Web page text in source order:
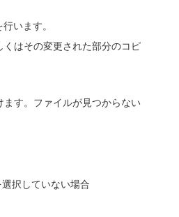
います。
はその変更された部分のコピ
す。ファイルが見つからない
択していない場合